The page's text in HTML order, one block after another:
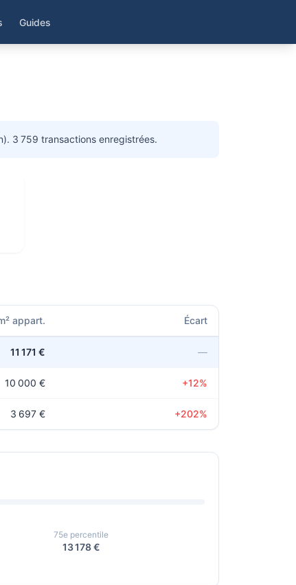
Guides
3 759 transactions enregistrées.
appart. Écart
11 171 € —
10 000 € +12%
3 697 € +202%
75e percentile
13 178 €